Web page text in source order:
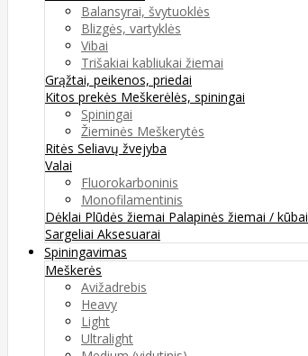
Balansyrai, švytuoklės
Blizgės, vartyklės
Vibai
Trišakiai kabliukai žiemai
Grąžtai, peikenos, priedai
Kitos prekės Meškerėlės, spiningai
Spiningai
Žieminės Meškerytės
Ritės Seliavų žvejyba
Valai
Fluorokarboninis
Monofilamentinis
Dėklai Plūdės žiemai Palapinės žiemai / kūbai
Sargeliai Aksesuarai
Spiningavimas
Meškerės
Avižadrebis
Heavy
Light
Ultralight